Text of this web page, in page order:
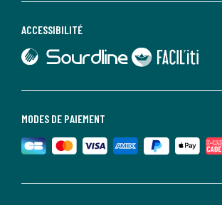
MODES DE PAIEMENT
ACCESSIBILITÉ
lien vers Sourdline
lien vers Faciliti